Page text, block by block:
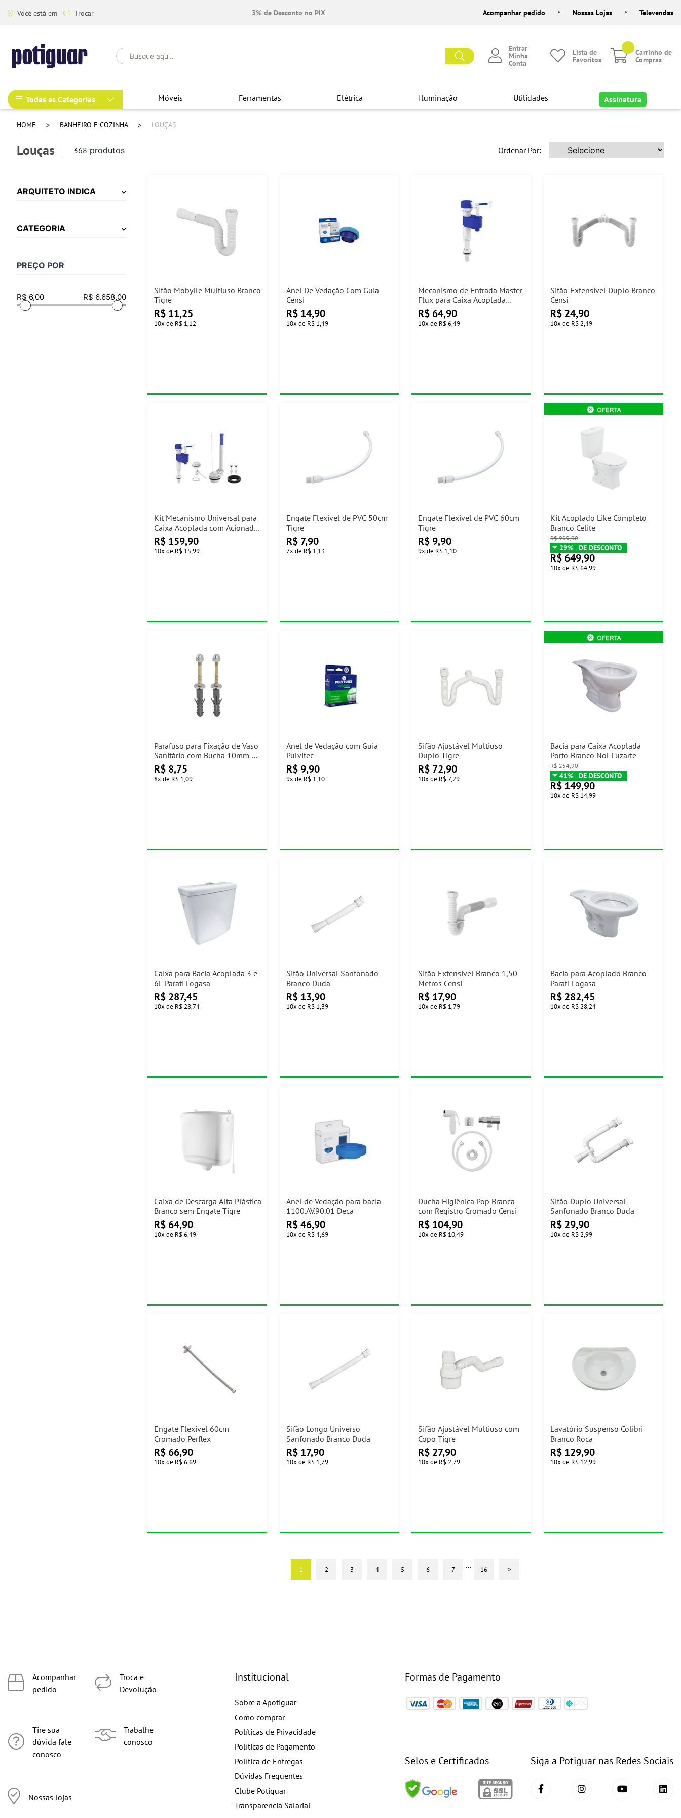
Você está em Trocar 3% de Desconto no PIX Acompanhar pedido Nossas Lojas Televendas
Entrar
Minha
Conta
Lista de
Favoritos
Carrinho de
Compras
Todas as Categorias Móveis Ferramentas Elétrica Iluminação Utilidades Assinatura
HOME BANHEIRO E COZINHA LOUÇAS
Louças 368 produtos Ordenar Por:
ARQUITETO INDICA
CATEGORIA
PREÇO POR
Sifão Mobylle Multiuso Branco
Tigre
R$ 11,25
10x de R$ 1,12
Anel De Vedação Com Guia
Censi
R$ 14,90
10x de R$ 1,49
Mecanismo de Entrada Master
Flux para Caixa Acoplada
Censi
R$ 64,90
10x de R$ 6,49
Sifão Extensível Duplo Branco
Censi
R$ 24,90
10x de R$ 2,49
Kit Mecanismo Universal para
Caixa Acoplada com Acionador
Superior Censi
R$ 159,90
10x de R$ 15,99
Engate Flexível de PVC 50cm
Tigre
R$ 7,90
7x de R$ 1,13
Engate Flexível de PVC 60cm
Tigre
R$ 9,90
9x de R$ 1,10
Kit Acoplado Like Completo
Branco Celite
R$ 909,90
29%
R$ 649,90
10x de R$ 64,99
Parafuso para Fixação de Vaso
Sanitário com Bucha 10mm 2
Unidades Real Parafusos
R$ 8,75
8x de R$ 1,09
Anel de Vedação com Guia
Pulvitec
R$ 9,90
9x de R$ 1,10
Sifão Ajustável Multiuso
Duplo Tigre
R$ 72,90
10x de R$ 7,29
Bacia para Caixa Acoplada
Porto Branco Nol Luzarte
R$ 254,90
41%
R$ 149,90
10x de R$ 14,99
Caixa para Bacia Acoplada 3 e
6L Parati Logasa
R$ 287,45
10x de R$ 28,74
Sifão Universal Sanfonado
Branco Duda
R$ 13,90
10x de R$ 1,39
Sifão Extensivel Branco 1,50
Metros Censi
R$ 17,90
10x de R$ 1,79
Bacia para Acoplado Branco
Parati Logasa
R$ 282,45
10x de R$ 28,24
Caixa de Descarga Alta Plástica
Branco sem Engate Tigre
R$ 64,90
10x de R$ 6,49
Anel de Vedação para bacia
1100.AV.90.01 Deca
R$ 46,90
10x de R$ 4,69
Ducha Higiênica Pop Branca
com Registro Cromado Censi
R$ 104,90
10x de R$ 10,49
Sifão Duplo Universal
Sanfonado Branco Duda
R$ 29,90
10x de R$ 2,99
Engate Flexível 60cm
Cromado Perflex
R$ 66,90
10x de R$ 6,69
Sifão Longo Universo
Sanfonado Branco Duda
R$ 17,90
10x de R$ 1,79
Sifão Ajustável Multiuso com
Copo Tigre
R$ 27,90
10x de R$ 2,79
Lavatório Suspenso Colibri
Branco Roca
R$ 129,90
10x de R$ 12,99
1 2 3 4 5 6 7 ... 16 >
Acompanhar
pedido
Tire sua
dúvida fale
conosco
Nossas lojas
Troca e
Devolução
Trabalhe
conosco
Institucional
Sobre a Apotiguar
Como comprar
Políticas de Privacidade
Políticas de Pagamento
Política de Entregas
Dúvidas Frequentes
Clube Potiguar
Transparencia Salarial
Formas de Pagamento
Selos e Certificados Siga a Potiguar nas Redes Sociais